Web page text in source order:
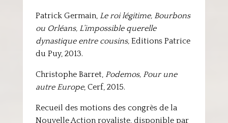
Patrick Germain, Le roi légitime, Bourbons
ou Orléans, L’impossible querelle
dynastique entre cousins, Editions Patrice
du Puy, 2013.
Christophe Barret, Podemos, Pour une
autre Europe, Cerf, 2015.
Recueil des motions des congrès de la
Nouvelle Action royaliste, disponible par